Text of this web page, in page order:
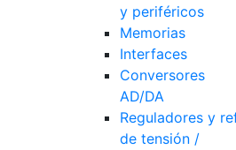
y periféricos
Memorias
Interfaces
Conversores
AD/DA
Reguladores y
de tensión /